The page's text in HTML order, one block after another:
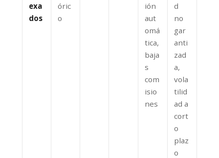
exa
dos
óric
o
ión
aut
omá
tica,
baja
s
com
isio
nes
d
no
gar
anti
zad
a,
vola
tilid
ad a
cort
o
plaz
o